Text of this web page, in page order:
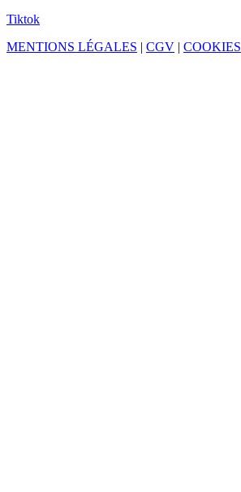
Tiktok
MENTIONS LÉGALES | CGV | COOKIES